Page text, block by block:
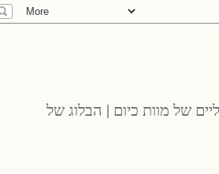
של מוות כיום | הבלוג של